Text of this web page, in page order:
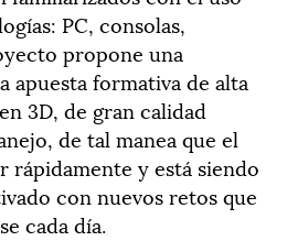
PC, consolas,
propone una
apuesta formativa de alta
3D, de gran calidad
de tal manea que el
rápidamente y está siendo
con nuevos retos que
cada día.